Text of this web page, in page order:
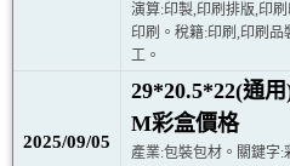
演算:印製,印刷排版,印
印刷。稅籍:印刷,印刷品
工。
2025/09/05
29*20.5*22(通用
M彩盒價格
產業:包裝包材。關鍵字: